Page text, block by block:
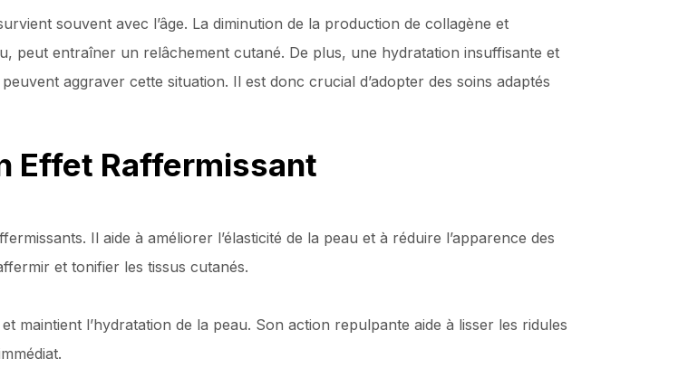
souvent avec l’âge. La diminution de la production de collagène et
peut entraîner un relâchement cutané. De plus, une hydratation insuffisante et
aggraver cette situation. Il est donc crucial d’adopter des soins adaptés
Effet Raffermissant
Il aide à améliorer l’élasticité de la peau et à réduire l’apparence des
et tonifier les tissus cutanés.
maintient l’hydratation de la peau. Son action repulpante aide à lisser les ridules